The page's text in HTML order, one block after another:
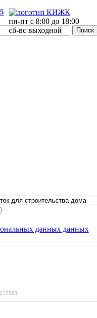
пн-пт с 8:00 до 18:00
сб-вс выходной
данных данных